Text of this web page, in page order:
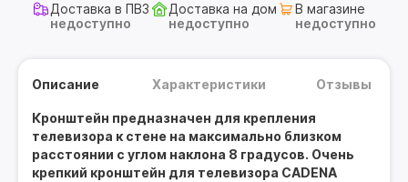
Доставка в ПВЗ
недоступно
Доставка на дом
недоступно
В магазине
недоступно
Описание
Кронштейн предназначен для крепления
телевизора к стене на максимально близком
расстоянии с углом наклона 8 градусов. Очень
крепкий кронштейн для телевизора CADENA
Характеристики Отзывы